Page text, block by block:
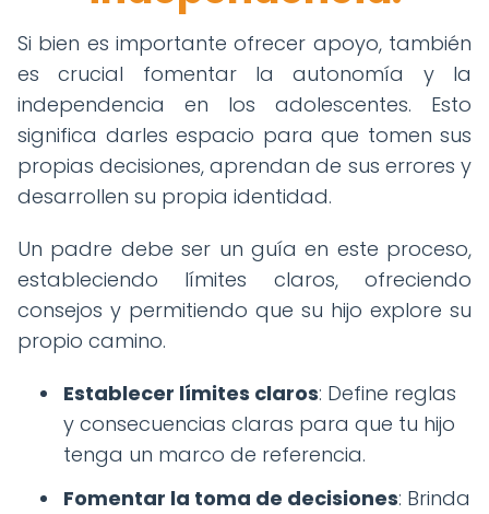
Si bien es importante ofrecer apoyo, también
es crucial fomentar la autonomía y la
independencia en los adolescentes. Esto
significa darles espacio para que tomen sus
propias decisiones, aprendan de sus errores y
desarrollen su propia identidad.
Un padre debe ser un guía en este proceso,
estableciendo límites claros, ofreciendo
consejos y permitiendo que su hijo explore su
propio camino.
Establecer límites claros: Define reglas
y consecuencias claras para que tu hijo
tenga un marco de referencia.
Fomentar la toma de decisiones: Brinda